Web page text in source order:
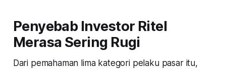
Penyebab Investor Ritel
Merasa Sering Rugi
Dari pemahaman lima kategori pelaku pasar itu,